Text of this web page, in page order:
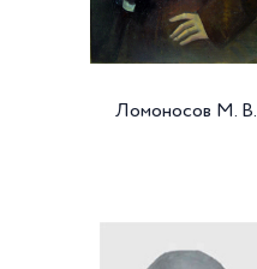
Ломоносов М. В.